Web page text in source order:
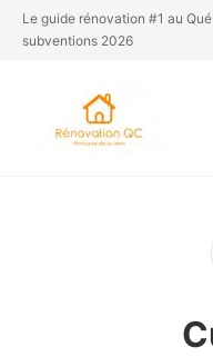
Le guide rénovation #1 au
subventions 2026